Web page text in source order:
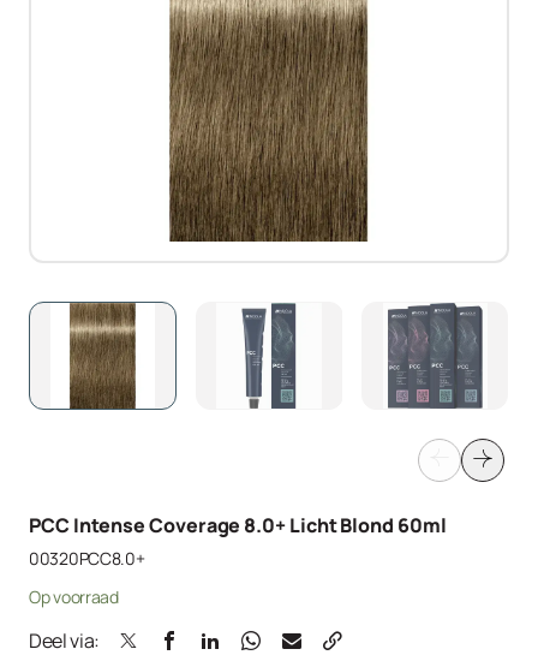
PCC Intense Coverage 8.0+ Licht Blond 60ml
00320PCC8.0+
Op voorraad
Deel via: